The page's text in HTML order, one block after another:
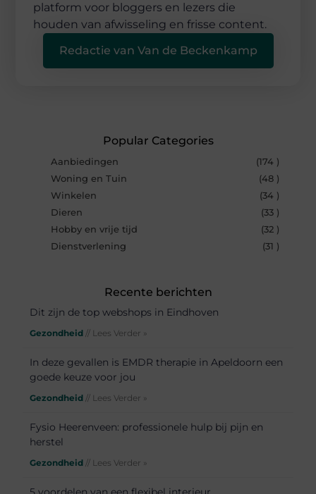
platform voor bloggers en lezers die
houden van afwisseling en frisse content.
Redactie van Van de Beckenkamp
Popular Categories
Aanbiedingen
(174 )
Woning en Tuin
(48 )
Winkelen
(34 )
Dieren
(33 )
Hobby en vrije tijd
(32 )
Dienstverlening
(31 )
Recente berichten
Dit zijn de top webshops in Eindhoven
Gezondheid // Lees Verder »
In deze gevallen is EMDR therapie in Apeldoorn een
goede keuze voor jou
Gezondheid // Lees Verder »
Fysio Heerenveen: professionele hulp bij pijn en
herstel
Gezondheid // Lees Verder »